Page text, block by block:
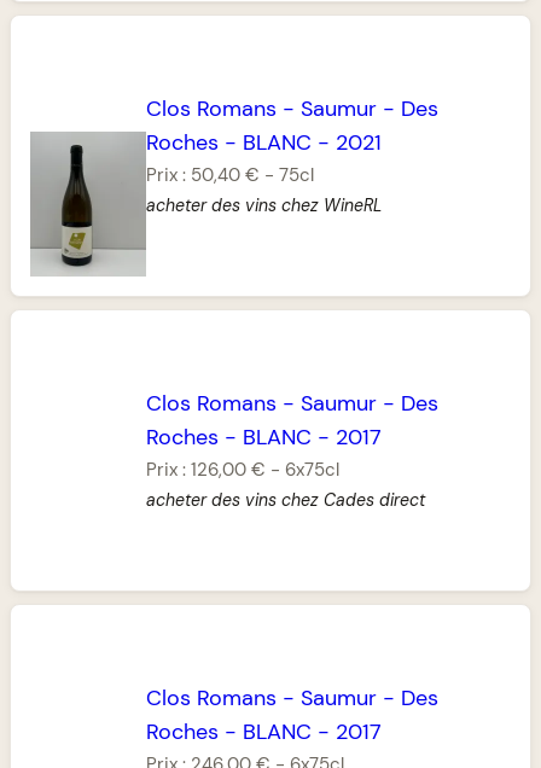
Clos Romans - Saumur- Des
Roches - BLANC - 2021
Prix : 50,40 € - 75cl
acheter des vins chez WineRL
Clos Romans - Saumur- Des
Roches - BLANC - 2017
Prix : 126,00 € - 6x75cl
acheter des vins chez Cades direct
Clos Romans - Saumur- Des
Roches - BLANC - 2017